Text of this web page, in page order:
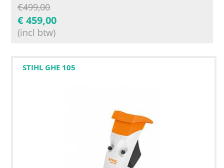
€499,00
€ 459,00
(incl btw)
STIHL GHE 105